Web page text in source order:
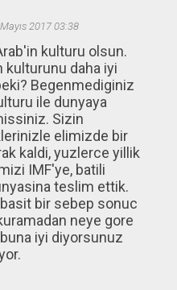
2017 03:38
kulturu olsun.
kulturunu daha iyi
Begenmediginiz
ile dunyaya
Sizin
elimizde bir
kaldi, yuzlerce yillik
IMF'ye, batili
teslim ettik.
bir sebep sonuc
neye gore
iyi diyorsunuz